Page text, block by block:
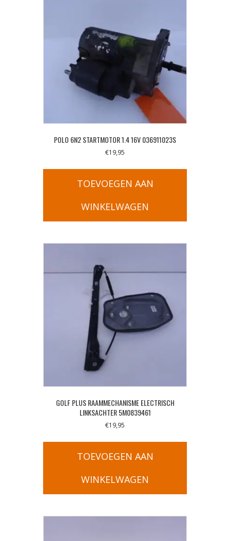
POLO 6N2 STARTMOTOR 1.4 16V 036911023S
€19,95
TOEVOEGEN AAN
WINKELWAGEN
GOLF PLUS RAAMMECHANISME ELECTRISCH
LINKSACHTER 5M0839461
€19,95
TOEVOEGEN AAN
WINKELWAGEN